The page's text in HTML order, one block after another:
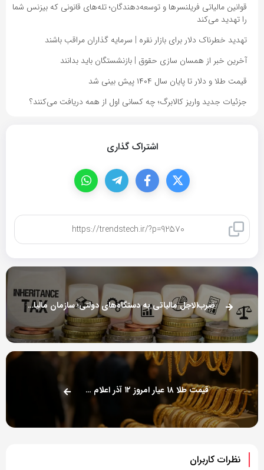
قوانین مالیاتی فریلنسرها و توسعه‌دهندگان؛ تله‌های قانونی که بیزنس شما
را تهدید می‌کند
تهدید خطرناک دلار برای بازار نقره | سرمایه گذاران مراقب باشند
آخرین خبر از همسان سازی حقوق | بازنشستگان باید بدانند
قیمت طلا و دلار تا پایان سال ۱۴۰۴ پیش بینی شد
جزئیات جدید واریز کالابرگ؛ چه کسانی اول از همه دریافت می‌کنند؟
اشتراک گذاری
ضرب‌الاجل مالیاتی به دستگاه‌های دولتی؛ سازمان مالیات خط قرمز کشید
قیمت طلا ۱۸ عیار امروز ۱۲ آذر اعلام شد + جدول
نظرات کاربران